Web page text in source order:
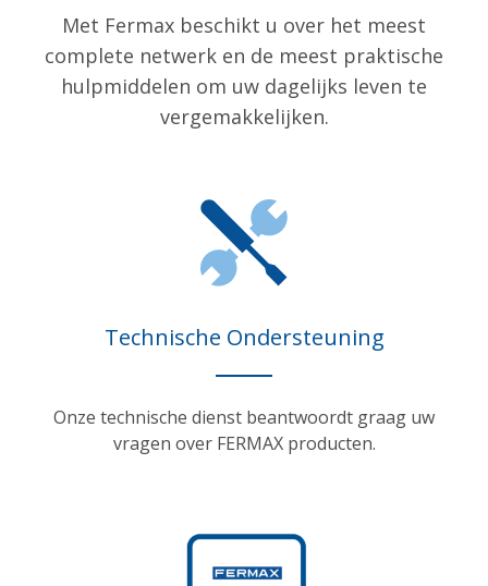
Met Fermax beschikt u over het meest
complete netwerk en de meest praktische
hulpmiddelen om uw dagelijks leven te
vergemakkelijken.
Technische Ondersteuning
Onze technische dienst beantwoordt graag uw
vragen over FERMAX producten.